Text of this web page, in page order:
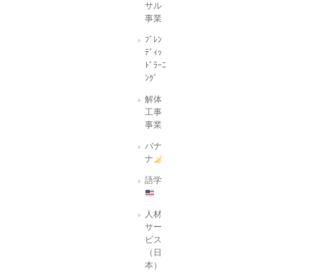
サル
事業
ﾌﾞﾚﾝ
ﾃﾞｨｯ
ﾄﾞﾗｰﾆ
ﾝｸﾞ
解体
工事
事業
バナ
ナ
語学
人材
サー
ビス
（日
本）